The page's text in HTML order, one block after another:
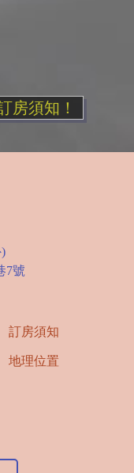
房須知！
7號
訂房須知
地理位置